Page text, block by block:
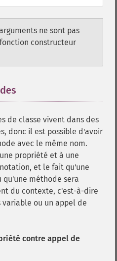
ne sont pas
constructeur
de classe vivent dans des
donc il est possible d'avoir
avec le même nom.
propriété et à une
et le fait qu'une
qu'une méthode sera
du contexte, c'est-à-dire
ou un appel de
contre appel de